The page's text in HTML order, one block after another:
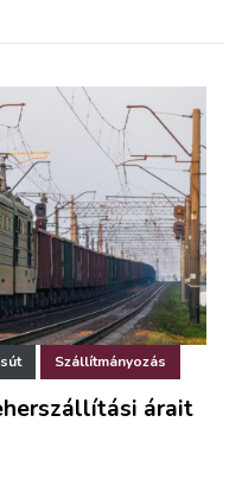
Szállítmányozás
árait